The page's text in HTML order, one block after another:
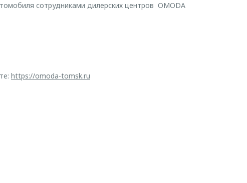
сотрудниками дилерских центров ​ OMODA
https://omoda-tomsk.ru